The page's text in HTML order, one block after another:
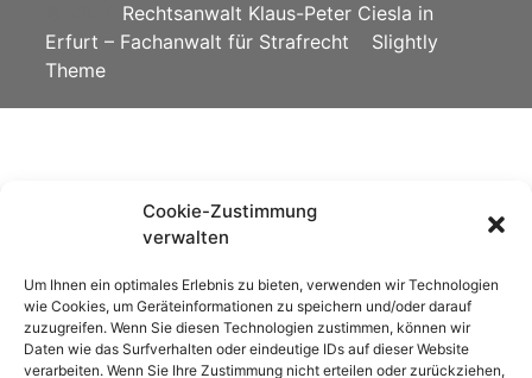
Cookie-Zustimmung
verwalten
Um Ihnen ein optimales Erlebnis zu bieten, verwenden wir Technologien
wie Cookies, um Geräteinformationen zu speichern und/oder darauf
zuzugreifen. Wenn Sie diesen Technologien zustimmen, können wir
Daten wie das Surfverhalten oder eindeutige IDs auf dieser Website
verarbeiten. Wenn Sie Ihre Zustimmung nicht erteilen oder zurückziehen,
Rechtsanwalt Klaus-Peter Ciesla in
Erfurt – Fachanwalt für Strafrecht
Slightly
Theme